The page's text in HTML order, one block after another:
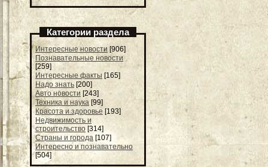
Категории раздела
Интересные новости [906]
Познавательные новости
[259]
Интересные факты [165]
Надо знать [200]
Авто новости [243]
Техника и наука [99]
Красота и здоровье [193]
Недвижимость и
строительство [314]
Страны и города [107]
Интересно и познавательно
[504]